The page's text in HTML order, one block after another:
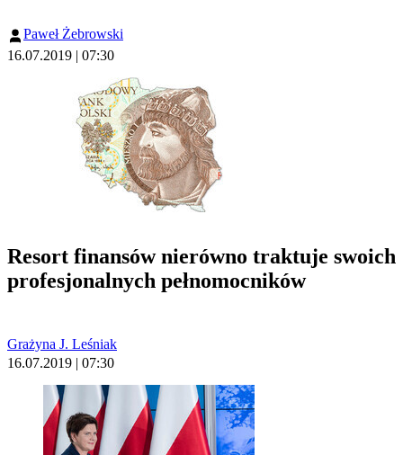
Paweł Żebrowski
16.07.2019 | 07:30
Resort finansów nierówno traktuje swoich
profesjonalnych pełnomocników
Grażyna J. Leśniak
16.07.2019 | 07:30